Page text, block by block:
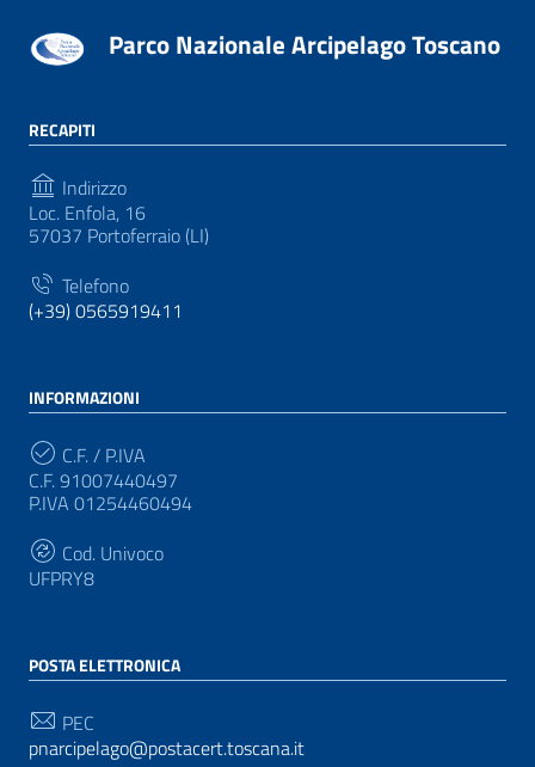
Parco Nazionale Arcipelago Toscano
RECAPITI
Indirizzo
Loc. Enfola, 16
57037 Portoferraio (LI)
Telefono
(+39) 0565919411
INFORMAZIONI
C.F. / P.IVA
C.F. 91007440497
P.IVA 01254460494
Cod. Univoco
UFPRY8
POSTA ELETTRONICA
PEC
pnarcipelago@postacert.toscana.it